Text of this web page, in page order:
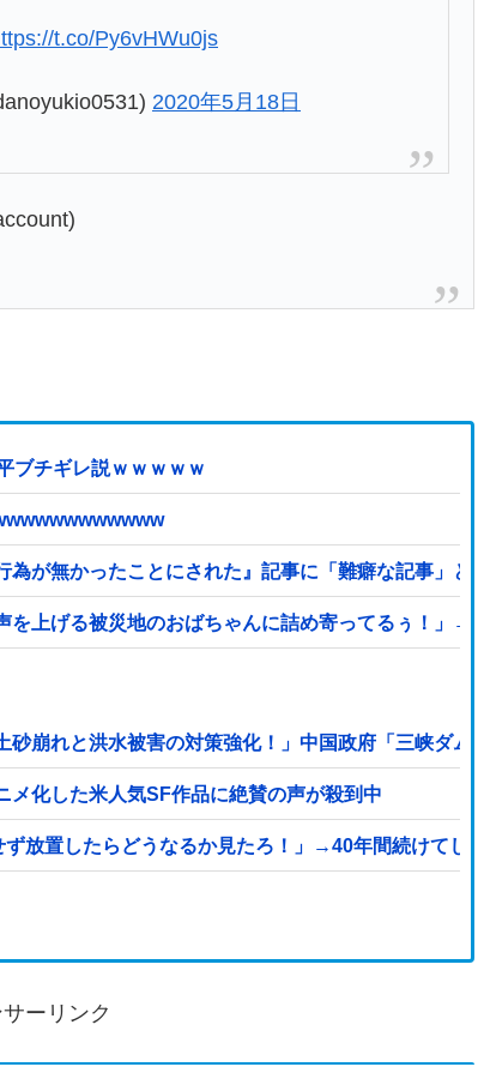
t.co/Py6vHWu0js
2020年5月18日
ブチギレ説ｗｗｗｗｗ
が無かったことにされた』記事に「難癖な記事」
を上げる被災地のおばちゃんに詰め寄ってるぅ！」
崩れと洪水被害の対策強化！」中国政府「三峡ダ
化した米人気SF作品に絶賛の声が殺到中
放置したらどうなるか見たろ！」→40年間続けてしま
ーリンク